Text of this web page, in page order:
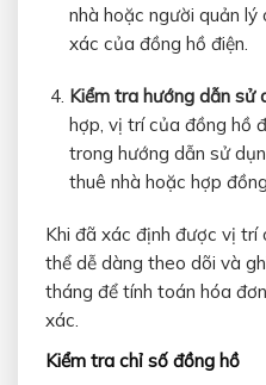
nhà hoặc người quản lý
xác của đồng hồ điện.
Kiểm tra hướng dẫn sử
hợp, vị trí của đồng hồ
trong hướng dẫn sử
thuê nhà hoặc hợp đồng
Khi đã xác định được vị trí
thể dễ dàng theo dõi và
tháng để tính toán hóa
xác.
Kiểm tra chỉ số đồng hồ